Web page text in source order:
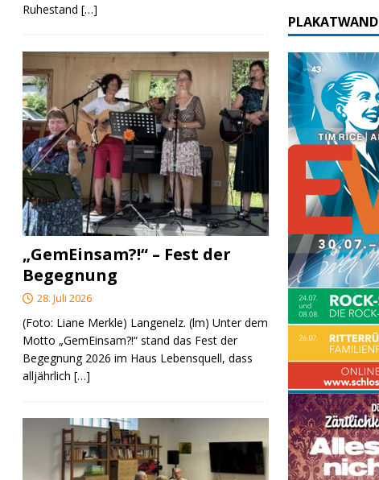
Ruhestand[…]
„GemEinsam?!“ – Fest der
Begegnung
28. Juli 2026
(Foto: Liane Merkle) Langenelz. (lm) Unter dem
Motto „GemEinsam?!“ stand das Fest der
Begegnung 2026 im Haus Lebensquell, dass
alljährlich[…]
PLAKATWAND